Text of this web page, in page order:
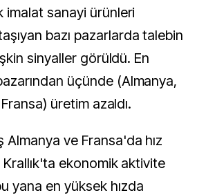
sanayi ürünleri
bazı pazarlarda talebin
sinyaller görüldü. En
üçünde (Almanya,
üretim azaldı.
ve Fransa'da hız
ekonomik aktivite
yana en yüksek hızda